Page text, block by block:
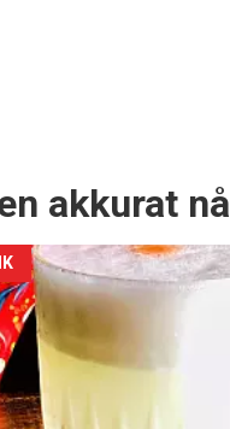
akkurat nå